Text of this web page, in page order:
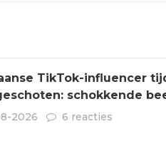
TikTok-influencer
schokkende
2026 6 reacties